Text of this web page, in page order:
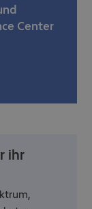
Center
ihr